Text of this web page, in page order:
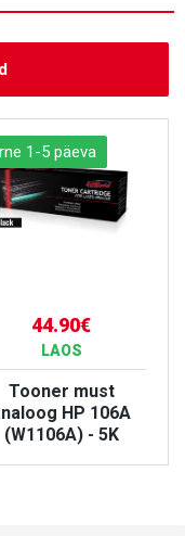
1-5 päeva
44.90€
LAOS
Tooner must
HP 106A
(W1106A) - 5K